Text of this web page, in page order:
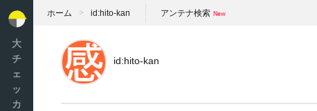
大
チ
ェ
ッ
カ
ホーム id:hito-kan アンテナ検索
id:hito-kan